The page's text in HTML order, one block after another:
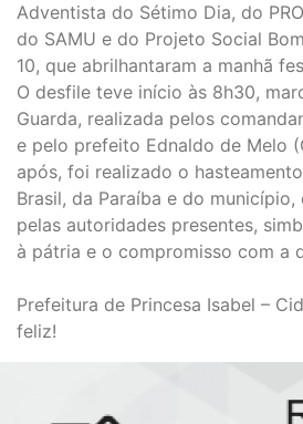
Adventista do Sétimo Dia, do
do SAMU e do Projeto Social
10, que abrilhantaram a manhã
O desfile teve início às 8h30,
Guarda, realizada pelos
e pelo prefeito Ednaldo de Melo
após, foi realizado o
Brasil, da Paraíba e do
pelas autoridades presentes,
à pátria e o compromisso com a
Prefeitura de Princesa Isabel –
feliz!